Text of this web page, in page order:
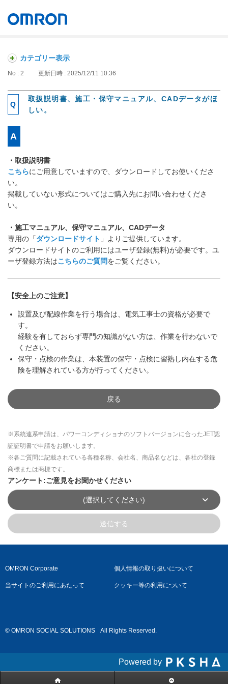
カテゴリー表示
No : 2 更新日時 : 2025/12/11 10:36
取扱説明書、施工・保守マニュアル、CADデータがほ
しい。
・取扱説明書
こちらにご用意していますので、ダウンロードしてお使いくださ
い。
掲載していない形式についてはご購入先にお問い合わせくださ
い。
・施工マニュアル、保守マニュアル、CADデータ
専用の「ダウンロードサイト 」よりご提供しています。
ダウンロードサイトのご利用にはユーザ登録(無料)が必要です。ユ
ーザ登録方法はこちらのご質問をご覧ください。
【安全上のご注意】
設置及び配線作業を行う場合は、電気工事士の資格が必要で
す。
経験を有しておらず専門の知識がない方は、作業を行わないで
ください。
保守・点検の作業は、本装置の保守・点検に習熟し内在する危
険を理解されている方が行ってください。
戻る
※系統連系申請は、パワーコンディショナのソフトバージョンに合ったJET認
証証明書で申請をお願いします。
※各ご質問に記載されている各種名称、会社名、商品名などは、各社の登録
商標または商標です。
アンケート:ご意見をお聞かせください
(選択してください)
送信する
OMRON Corporate 個人情報の取り扱いについて
当サイトのご利用にあたって クッキー等の利用について
© OMRON SOCIAL SOLUTIONS All Rights Reserved.
Powered by